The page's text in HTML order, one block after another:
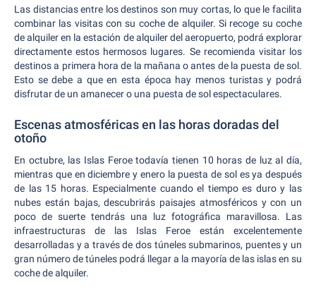
Las distancias entre los destinos son muy cortas, lo que le facilita
combinar las visitas con su coche de alquiler. Si recoge su coche
de alquiler en la estación de alquiler del aeropuerto, podrá explorar
directamente estos hermosos lugares. Se recomienda visitar los
destinos a primera hora de la mañana o antes de la puesta de sol.
Esto se debe a que en esta época hay menos turistas y podrá
disfrutar de un amanecer o una puesta de sol espectaculares.
Escenas atmosféricas en las horas doradas del
otoño
En octubre, las Islas Feroe todavía tienen 10 horas de luz al día,
mientras que en diciembre y enero la puesta de sol es ya después
de las 15 horas. Especialmente cuando el tiempo es duro y las
nubes están bajas, descubrirás paisajes atmosféricos y con un
poco de suerte tendrás una luz fotográfica maravillosa. Las
infraestructuras de las Islas Feroe están excelentemente
desarrolladas y a través de dos túneles submarinos, puentes y un
gran número de túneles podrá llegar a la mayoría de las islas en su
coche de alquiler.